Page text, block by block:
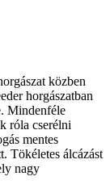
közben
horgászatban
Mindenféle
róla cserélni
mentes
Tökéletes álcázást
nagy